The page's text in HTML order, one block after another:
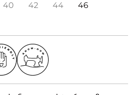
40 42 44
46